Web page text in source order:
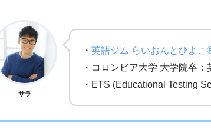
サラ
・ 英語ジム らいおんとひよこ
・コロンビア大学 大学院卒
・ETS (Educational Testing